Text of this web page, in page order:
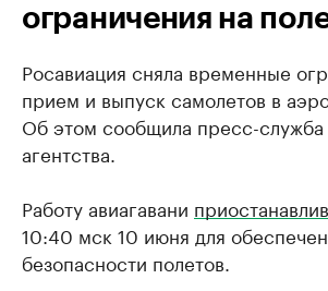
ограничения на
Росавиация сняла временные
прием и выпуск самолетов в
Об этом сообщила пресс-служба
агентства.
Работу авиагавани
10:40 мск 10 июня для
безопасности полетов.